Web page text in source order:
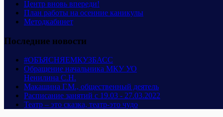
Центр вновь впереди!
План работы на осенние каникулы
Методкабинет
Последние новости
#ОБЪЯСНЯЕМКУЗБАСС
Обращение начальника МКУ УО
Ненилина С.Н.
Макашина Г.М., общественный деятель
Расписание занятий с 19.03 - 27.03.2022
Театр – это сказка, театр-это чудо